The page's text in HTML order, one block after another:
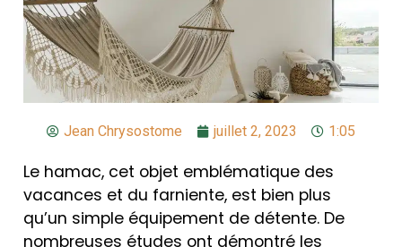
Jean Chrysostome juillet 2, 2023 1:05
Le hamac, cet objet emblématique des
vacances et du farniente, est bien plus
qu’un simple équipement de détente. De
nombreuses études ont démontré les